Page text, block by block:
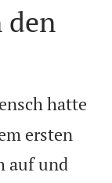
den
hatte
ersten
auf und